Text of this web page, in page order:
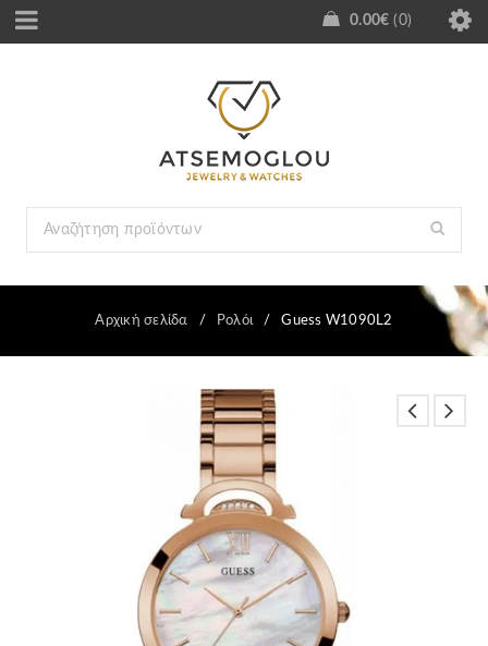
0.00€ 0
Αρχική σελίδα / Ρολόι / Guess W1090L2